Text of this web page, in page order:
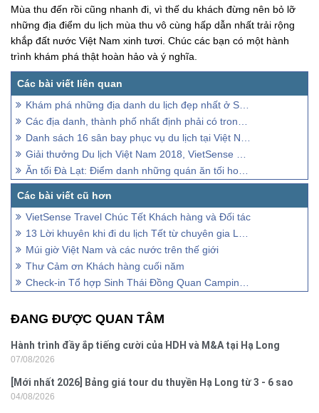
Mùa thu đến rồi cũng nhanh đi, vì thế du khách đừng nên bỏ lỡ
những địa điểm du lịch mùa thu vô cùng hấp dẫn nhất trải rộng
khắp đất nước Việt Nam xinh tươi. Chúc các bạn có một hành
trình khám phá thật hoàn hảo và ý nghĩa.
Khám phá những địa danh du lịch đẹp nhất ở Slovakia
Các địa danh, thành phố nhất định phải có trong các hành trình xuyên Việt
Danh sách 16 sân bay phục vụ du lịch tại Việt Nam và khoảng cách từ sân bay đến trung tâm thành phố
Giải thưởng Du lịch Việt Nam 2018, VietSense Travel được vinh danh
Ăn tối Đà Lạt: Điểm danh những quán ăn tối hot nhất ở Đà Lạt
VietSense Travel Chúc Tết Khách hàng và Đối tác
13 Lời khuyên khi đi du lịch Tết từ chuyên gia Lữ hành
Múi giờ Việt Nam và các nước trên thế giới
Thư Cảm ơn Khách hàng cuối năm
Check-in Tổ hợp Sinh Thái Đồng Quan Camping & Coffee ở ven đô Hà Nội
ĐANG ĐƯỢC QUAN TÂM
Hành trình đầy ắp tiếng cười của HDH và M&A tại Hạ Long
07/08/2026
[Mới nhất 2026] Bảng giá tour du thuyền Hạ Long từ 3 - 6 sao
04/08/2026